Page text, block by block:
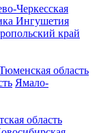
Черкесская
Ингушетия
край
область
Ямало-
область